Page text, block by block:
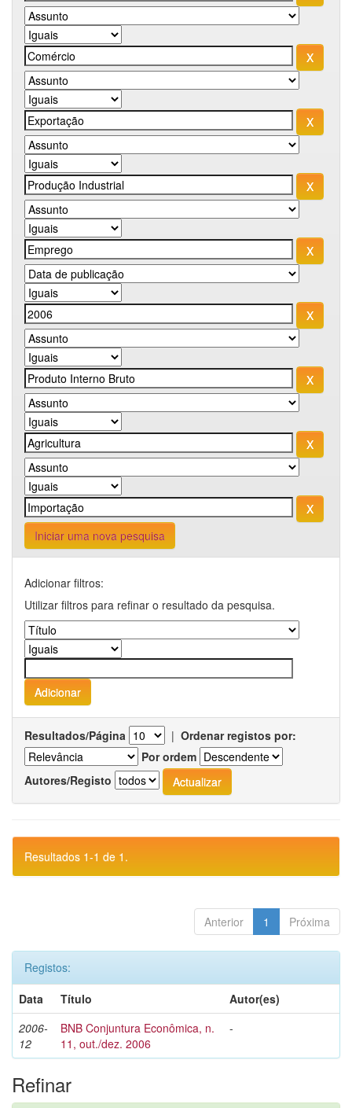
Iniciar uma nova pesquisa
Adicionar filtros:
Utilizar filtros para refinar o resultado da pesquisa.
Resultados/Página | Ordenar registos por:
Por ordem
Autores/Registo
Resultados 1-1 de 1.
Anterior 1 Próxima
Registos:
Data
Título
Autor(es)
2006-
12
BNB Conjuntura Econômica, n.
11, out./dez. 2006
-
Refinar